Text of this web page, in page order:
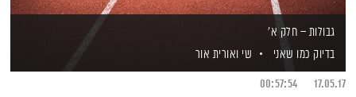
גבולות – חלק א'
בדיוק כמו שאני
שי ואורית אור
17.05.17
00:57:54